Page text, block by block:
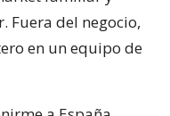
Fuera del negocio,
en un equipo de